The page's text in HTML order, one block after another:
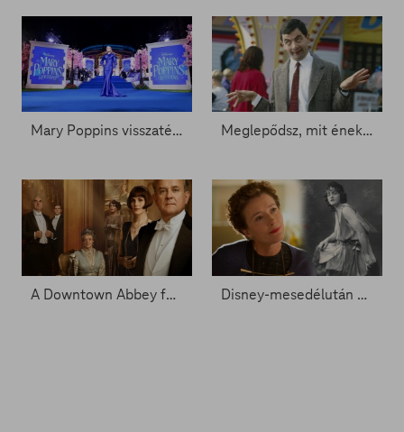
Mary Poppins visszatér az RTL Klubon! Meglepődsz, mit énekelnek a Mr. Bean főcímében
A Downtown Abbey feladta a leckét a premiereknek - Zacc nélkül 808. Disney-mesedélután – 120 éve született kedvenc nevelőnőnk megteremtője